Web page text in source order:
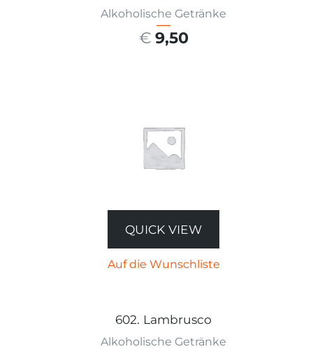
Alkoholische Getränke
€ 9,50
QUICK VIEW
Auf die Wunschliste
602. Lambrusco
Alkoholische Getränke